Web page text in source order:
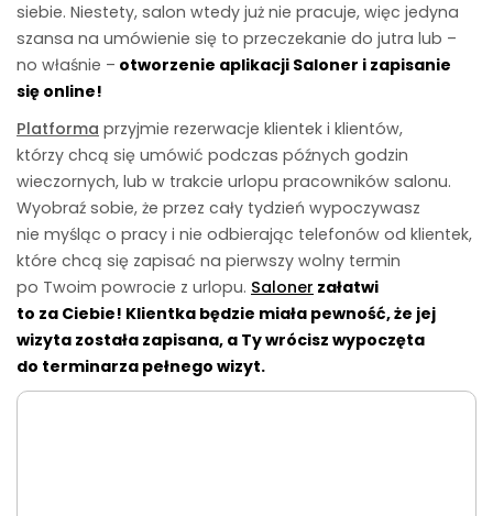
siebie. Niestety, salon wtedy już nie pracuje, więc jedyna
szansa na umówienie się to przeczekanie do jutra lub –
no właśnie – otworzenie aplikacji Saloner i zapisanie
się online!
Platforma przyjmie rezerwacje klientek i klientów,
którzy chcą się umówić podczas późnych godzin
wieczornych, lub w trakcie urlopu pracowników salonu.
Wyobraź sobie, że przez cały tydzień wypoczywasz
nie myśląc o pracy i nie odbierając telefonów od klientek,
które chcą się zapisać na pierwszy wolny termin
po Twoim powrocie z urlopu. Saloner załatwi
to za Ciebie! Klientka będzie miała pewność, że jej
wizyta została zapisana, a Ty wrócisz wypoczęta
do terminarza pełnego wizyt.